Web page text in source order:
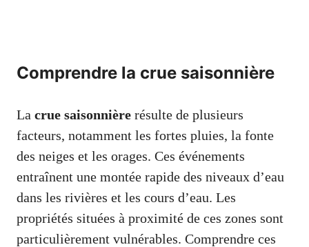
Comprendre la crue saisonnière
La crue saisonnière résulte de plusieurs
facteurs, notamment les fortes pluies, la fonte
des neiges et les orages. Ces événements
entraînent une montée rapide des niveaux d’eau
dans les rivières et les cours d’eau. Les
propriétés situées à proximité de ces zones sont
particulièrement vulnérables. Comprendre ces